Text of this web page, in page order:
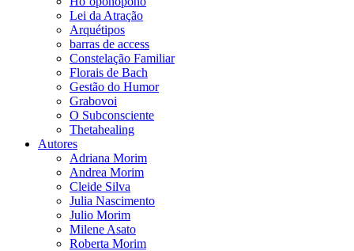
Lei da Atração
Arquétipos
barras de access
Constelação Familiar
Florais de Bach
Gestão do Humor
Grabovoi
O Subconsciente
Thetahealing
Autores
Adriana Morim
Andrea Morim
Cleide Silva
Julia Nascimento
Julio Morim
Milene Asato
Roberta Morim